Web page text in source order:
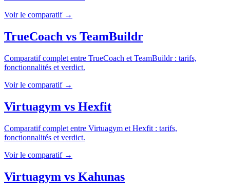
Voir le comparatif →
TrueCoach vs TeamBuildr
Comparatif complet entre TrueCoach et TeamBuildr: tarifs,
fonctionnalités et verdict.
Voir le comparatif →
Virtuagym vs Hexfit
Comparatif complet entre Virtuagym et Hexfit : tarifs,
fonctionnalités et verdict.
Voir le comparatif →
Virtuagym vs Kahunas